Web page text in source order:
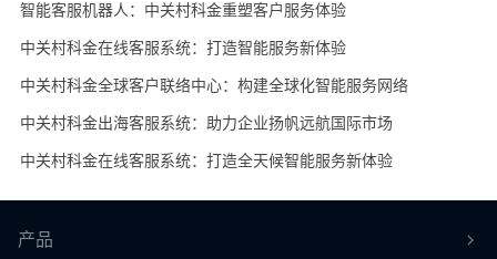
智能客服机器人：中关村科金重塑客户服务体验
中关村科金在线客服系统：打造智能服务新体验
中关村科金全球客户联络中心：构建全球化智能服务网络
中关村科金出海客服系统：助力企业扬帆远航国际市场
中关村科金在线客服系统：打造全天候智能服务新体验
产品